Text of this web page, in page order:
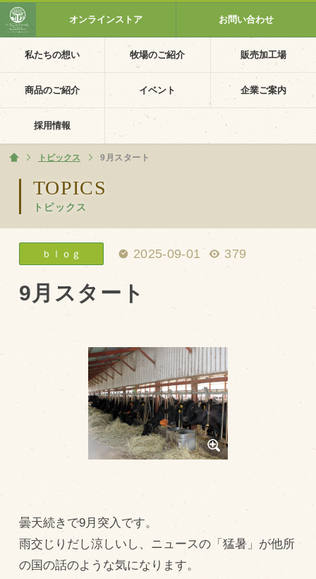
私たちの想い 牧場のご紹介 販売加工場
商品のご紹介 イベント 企業ご案内
採用情報
オンラインストア お問い合わせ
TOPICS
トピックス
ホーム
トピックス 9月スタート
ｂｌｏｇ 2025-09-01 379
9月スタート
曇天続きで9月突入です。
雨交じりだし涼しいし、ニュースの「猛暑」が他所
の国の話のような気になります。
ホーム
私たちの想い
PV動画
イベントカレンダー
イベント一覧
採用情報
企業ご案内
会社概要・沿革
アクセス
トピックス（新着順）
お知らせ
お客様の声
オリジナル投稿レシピ
十勝帯広の観光
採用情報
その他